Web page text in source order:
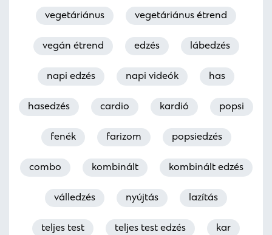
vegetáriánus vegetáriánus étrend
vegán étrend edzés lábedzés
napi edzés napi videók has
hasedzés cardio kardió popsi
fenék farizom popsiedzés
combo kombinált kombinált edzés
válledzés nyújtás lazítás
teljes test teljes test edzés kar